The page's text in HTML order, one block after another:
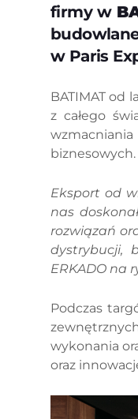
firmy w
w Paris
BATIMAT od
z całego
biznesowych.
Eksport od
nas
rozwiązań
dystrybucji,
ERKADO na
Podczas
wykonania
oraz